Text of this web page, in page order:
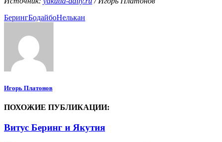
БерингБодайбоНелькан
Игорь Платонов
ПОХОЖИЕ ПУБЛИКАЦИИ:
Витус Беринг и Якутия